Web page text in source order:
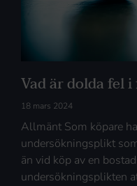
Vad är dolda fel
18 mars 2024
Allmänt Som köpare
undersökningsplikt
än vid köp av en
undersökningsplikten